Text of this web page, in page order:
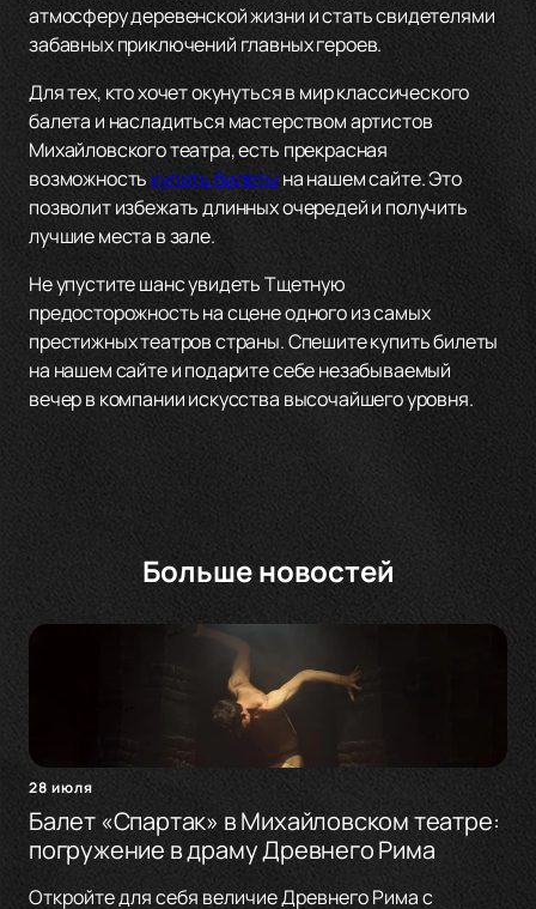
атмосферу деревенской жизни и стать свидетелями
забавных приключений главных героев.
Для тех, кто хочет окунуться в мир классического
балета и насладиться мастерством артистов
Михайловского театра, есть прекрасная
возможность купить билеты на нашем сайте. Это
позволит избежать длинных очередей и получить
лучшие места в зале.
Не упустите шанс увидеть Тщетную
предосторожность на сцене одного из самых
престижных театров страны. Спешите купить билеты
на нашем сайте и подарите себе незабываемый
вечер в компании искусства высочайшего уровня.
Больше новостей
28 июля
Балет «Спартак» в Михайловском театре:
погружение в драму Древнего Рима
Откройте для себя величие Древнего Рима с